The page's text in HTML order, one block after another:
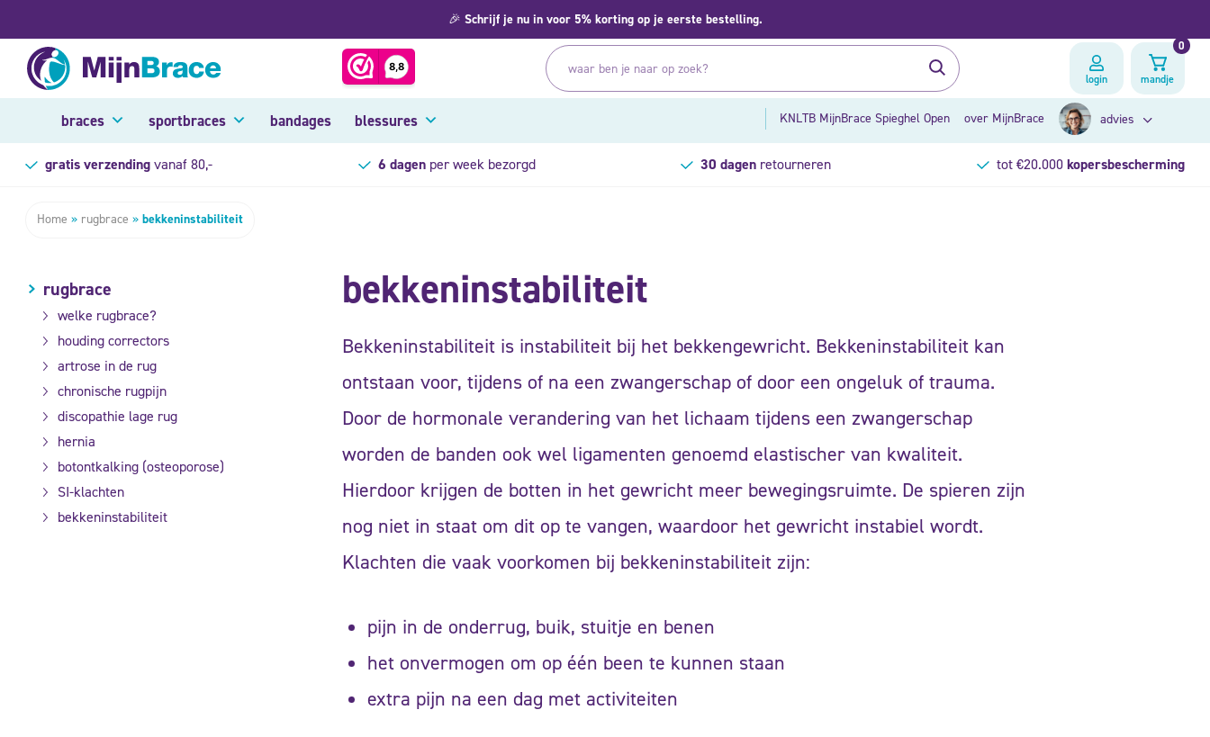
🎉 Schrijf je nu in voor 5% korting op je eerste bestelling.
login mandje
0
braces sportbraces bandages blessures KNLTB MijnBrace Spieghel Open over MijnBrace advies
gratis verzendingvanaf 80,- 6 dagenper week bezorgd 30 dagen retourneren tot €20.000kopersbescherming
Home » rugbrace » bekkeninstabiliteit
bekkeninstabiliteit
Bekkeninstabiliteit is instabiliteit bij het bekkengewricht. Bekkeninstabiliteit kan
ontstaan voor, tijdens of na een zwangerschap of door een ongeluk of trauma.
Door de hormonale verandering van het lichaam tijdens een zwangerschap
worden de banden ook wel ligamenten genoemd elastischer van kwaliteit.
Hierdoor krijgen de botten in het gewricht meer bewegingsruimte. De spieren zijn
nog niet in staat om dit op te vangen, waardoor het gewricht instabiel wordt.
Klachten die vaak voorkomen bij bekkeninstabiliteit zijn:
pijn in de onderrug, buik, stuitje en benen
het onvermogen om op één been te kunnen staan
extra pijn na een dag met activiteiten
rugbrace
welke rugbrace?
houding correctors
artrose in de rug
chronische rugpijn
discopathie lage rug
hernia
botontkalking (osteoporose)
SI-klachten
bekkeninstabiliteit